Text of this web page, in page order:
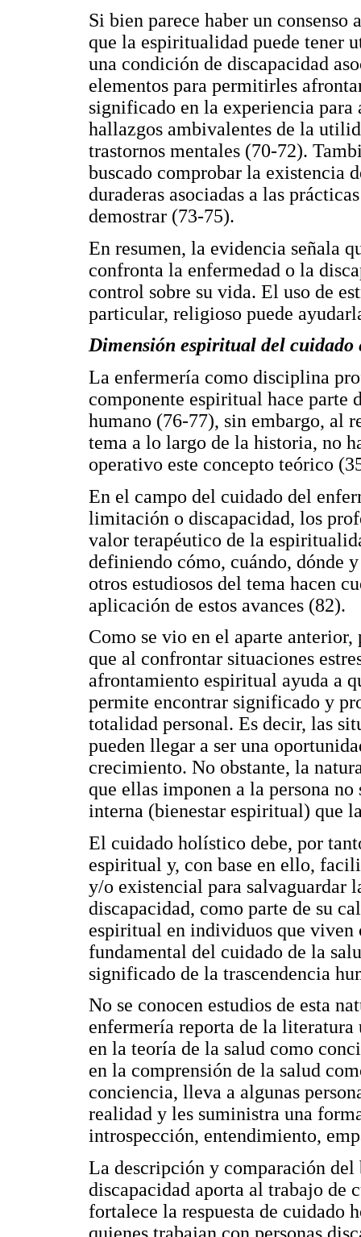
Si bien parece haber un
que la espiritualidad puede tener
una condición de discapacidad
elementos para permitirles
significado en la experiencia para
hallazgos ambivalentes de la
trastornos mentales (70-72).
buscado comprobar la existencia
duraderas asociadas a las
demostrar (73-75).
En resumen, la evidencia señala
confronta la enfermedad o la
control sobre su vida. El uso de
particular, religioso puede
Dimensión espiritual del cuidado
La enfermería como disciplina
componente espiritual hace parte
humano (76-77), sin embargo, al
tema a lo largo de la historia, no
operativo este concepto teórico
En el campo del cuidado del
limitación o discapacidad, los
valor terapéutico de la
definiendo cómo, cuándo, dónde
otros estudiosos del tema hacen
aplicación de estos avances (82).
Como se vio en el aparte
que al confrontar situaciones
afrontamiento espiritual ayuda a
permite encontrar significado y
totalidad personal. Es decir, las
pueden llegar a ser una
crecimiento. No obstante, la
que ellas imponen a la persona
interna (bienestar espiritual) que
El cuidado holístico debe, por
espiritual y, con base en ello,
y/o existencial para salvaguardar
discapacidad, como parte de su
espiritual en individuos que viven
fundamental del cuidado de la
significado de la trascendencia
No se conocen estudios de esta
enfermería reporta de la
en la teoría de la salud como
en la comprensión de la salud
conciencia, lleva a algunas
realidad y les suministra una
introspección, entendimiento,
La descripción y comparación del
discapacidad aporta al trabajo de
fortalece la respuesta de cuidado